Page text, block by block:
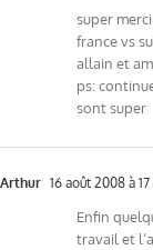
super
france vs
allain et
ps:
sont super
Arthur 16 août 2008 à
Enfin
travail et